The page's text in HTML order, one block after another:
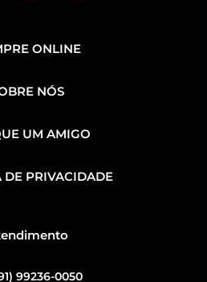
ONLINE
NÓS
UM AMIGO
DE PRIVACIDADE
99236-0050